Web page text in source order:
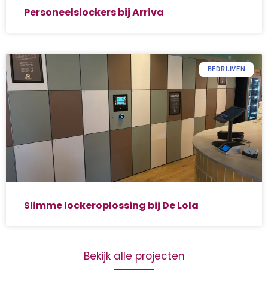
Personeelslockers bij Arriva
BEDRIJVEN
Slimme lockeroplossing bij De Lola
Bekijk alle projecten